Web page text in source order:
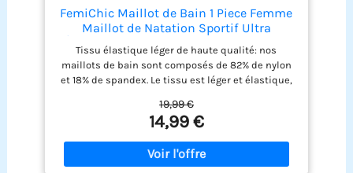
FemiChic Maillot de Bain 1 Piece Femme
Maillot de Natation Sportif Ultra
Élastique avec Soutien Gorge Amovible
Dos en U Décolleté & Motif Tricolore
Résistance au Chlore(Bleu,M)
Tissu élastique léger de haute qualité: nos
maillots de bain sont composés de 82% de nylon
et 18% de spandex. Le tissu est léger et élastique,
de port. Résistant au chlore professionnel
durable: ce maillot de bain résistant au chlore est
conçu pour une utilisation en piscine et à la
plage. Idéal pour toutes sortes de sports
nautiques. Coupe Moulante ajustée: le maillot de
19,99 €
14,99 €